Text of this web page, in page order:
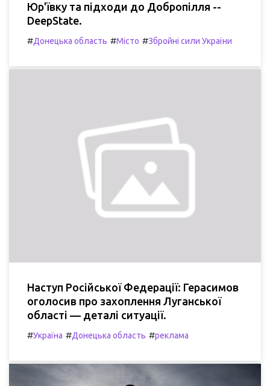
Юр'ївку та підходи до Добропілля --
DeepState.
#Донецька область #Місто #Збройні сили України
Наступ Російської Федерації: Герасимов
оголосив про захоплення Луганської
області — деталі ситуації.
#Україна #Донецька область #реклама